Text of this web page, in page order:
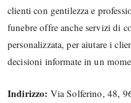
clienti con gentilezza e
funebre offre anche servizi di
personalizzata, per aiutare i
decisioni informate in un
Indirizzo: Via Solferino, 48,